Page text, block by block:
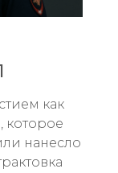
как
которое
нанесло